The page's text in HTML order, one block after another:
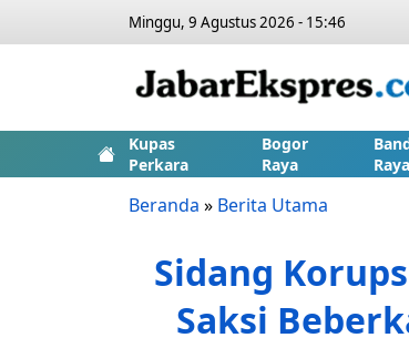
Minggu, 9 Agustus 2026 - 15:46
Kupas
Perkara
Bogor
Raya
Raya
Beranda » Berita Utama
Sidang
Saksi